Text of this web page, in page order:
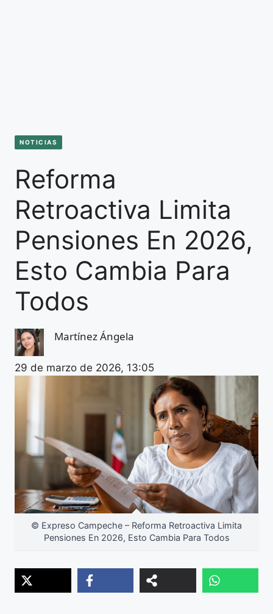
NOTICIAS
Reforma
Retroactiva Limita
Pensiones En 2026,
Esto Cambia Para
Todos
Martínez Ángela
29 de marzo de 2026, 13:05
© Expreso Campeche – Reforma Retroactiva Limita
Pensiones En 2026, Esto Cambia Para Todos